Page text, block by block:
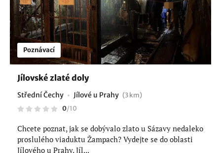
Poznávací
Jílovské zlaté doly
Střední Čechy Jílové u Prahy (3 km)
0/10
Chcete poznat, jak se dobývalo zlato u Sázavy nedaleko
proslulého viaduktu Žampach? Vydejte se do oblasti
Jílového u Prahy. Jíl...